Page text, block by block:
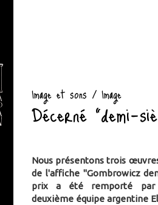
Image et sons / Image
Décerné "demi-
Nous présentons trois
de l'affiche "Gombrowicz
prix a été remporté par
deuxième équipe argentine